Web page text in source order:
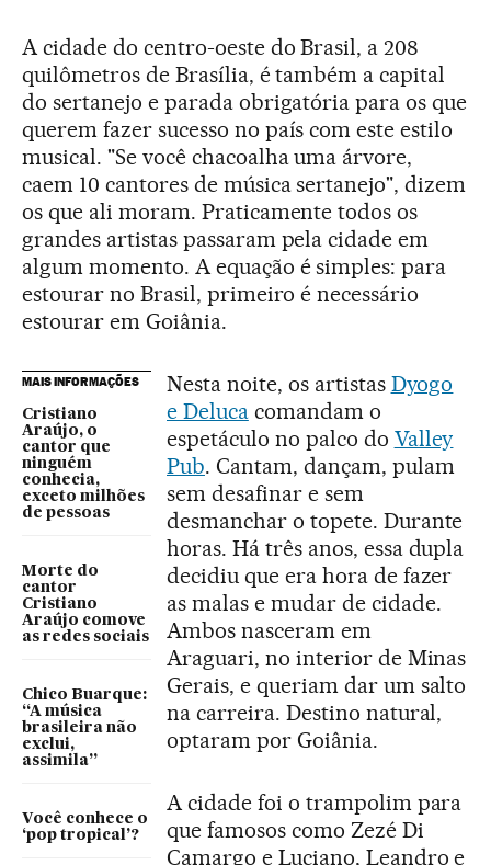
A cidade do centro-oeste do Brasil, a 208
quilômetros de Brasília, é também a capital
do sertanejo e parada obrigatória para os que
querem fazer sucesso no país com este estilo
musical. "Se você chacoalha uma árvore,
caem 10 cantores de música sertanejo", dizem
os que ali moram. Praticamente todos os
grandes artistas passaram pela cidade em
algum momento. A equação é simples: para
estourar no Brasil, primeiro é necessário
estourar em Goiânia.
MAIS INFORMAÇÕES
Cristiano
Araújo, o
cantor que
ninguém
conhecia,
exceto milhões
de pessoas
Morte do
cantor
Cristiano
Araújo comove
as redes sociais
Chico Buarque:
“A música
brasileira não
exclui,
assimila”
Você conhece o
‘pop tropical’?
Nesta noite, os artistas Dyogo
e Delucacomandam o
espetáculo no palco do Valley
Pub. Cantam, dançam, pulam
sem desafinar e sem
desmanchar o topete. Durante
horas. Há três anos, essa dupla
decidiu que era hora de fazer
as malas e mudar de cidade.
Ambos nasceram em
Araguari, no interior de Minas
Gerais, e queriam dar um salto
na carreira. Destino natural,
optaram por Goiânia.
A cidade foi o trampolim para
que famosos como Zezé Di
Camargo e Luciano, Leandro e